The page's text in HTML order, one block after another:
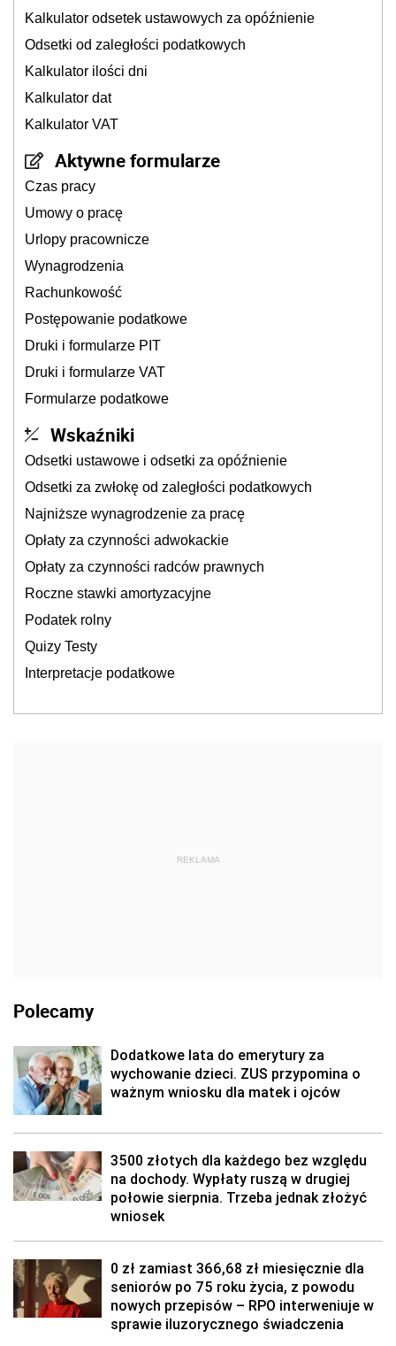
Kalkulator odsetek ustawowych za opóźnienie
Odsetki od zaległości podatkowych
Kalkulator ilości dni
Kalkulator dat
Kalkulator VAT
Aktywne formularze
Czas pracy
Umowy o pracę
Urlopy pracownicze
Wynagrodzenia
Rachunkowość
Postępowanie podatkowe
Druki i formularze PIT
Druki i formularze VAT
Formularze podatkowe
Wskaźniki
Odsetki ustawowe i odsetki za opóźnienie
Odsetki za zwłokę od zaległości podatkowych
Najniższe wynagrodzenie za pracę
Opłaty za czynności adwokackie
Opłaty za czynności radców prawnych
Roczne stawki amortyzacyjne
Podatek rolny
Quizy Testy
Interpretacje podatkowe
REKLAMA
Polecamy
Dodatkowe lata do emerytury za
wychowanie dzieci. ZUS przypomina o
ważnym wniosku dla matek i ojców
3500 złotych dla każdego bez względu
na dochody. Wypłaty ruszą w drugiej
połowie sierpnia. Trzeba jednak złożyć
wniosek
0 zł zamiast 366,68 zł miesięcznie dla
seniorów po 75 roku życia, z powodu
nowych przepisów – RPO interweniuje w
sprawie iluzorycznego świadczenia